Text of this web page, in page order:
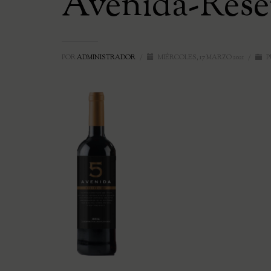
POR ADMINISTRADOR MIÉRCOLES, 17 MARZO 2021